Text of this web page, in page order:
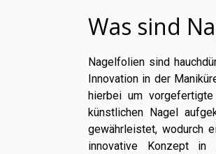
Was sind
Nagelfolien sind
Innovation in der
hierbei um
künstlichen Nagel
gewährleistet, wodurch
innovative Konzept